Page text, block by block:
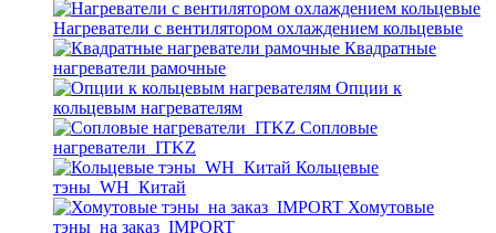
Нагреватели с вентилятором охлаждением кольцевые
Квадратные
нагреватели рамочные
Опции к
кольцевым нагревателям
Cопловые
нагреватели_ITKZ
Кольцевые
тэны_WH_Китай
Хомутовые
тэны_на заказ_IMPORT